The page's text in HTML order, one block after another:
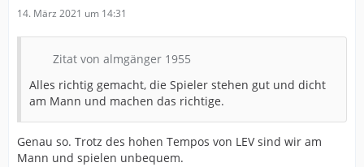
14. März 2021 um 14:31
Zitat von almgänger 1955
Alles richtig gemacht, die Spieler stehen gut und dicht
am Mann und machen das richtige.
Genau so. Trotz des hohen Tempos von LEV sind wir am
Mann und spielen unbequem.